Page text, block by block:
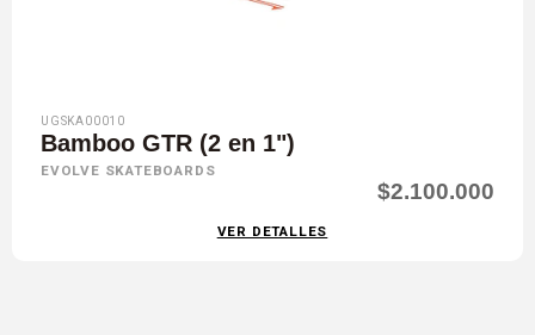
UGSKA00010
Bamboo GTR (2 en 1")
EVOLVE SKATEBOARDS
$2.100.000
VER DETALLES